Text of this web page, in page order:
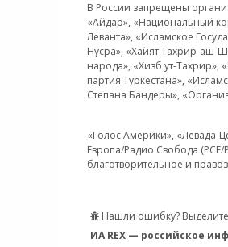
В России запрещены
«Айдар», «Национальный
Леванта», «Исламское
Нусра», «Хайят Тахрир-аш-
народа», «Хизб ут-Тахрир»,
партия Туркестана»,
Степана Бандеры»,
«Голос Америки», «Левада-
Европа/Радио Свобода
благотворительное и
Нашли ошибку?
ИА REX — российское